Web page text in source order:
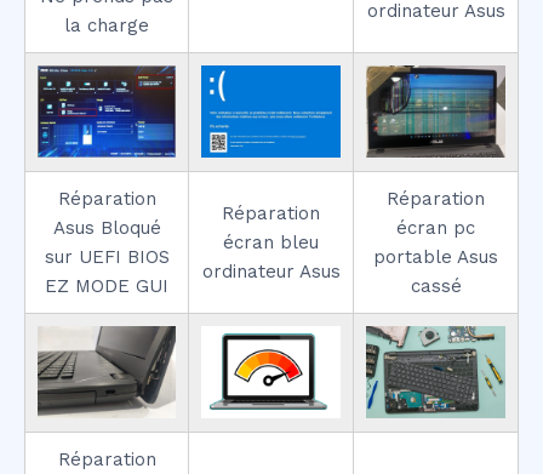
la charge
ordinateur Asus
Réparation
Asus Bloqué
sur UEFI BIOS
EZ MODE GUI
Réparation
écran bleu
ordinateur Asus
Réparation
écran pc
portable Asus
cassé
Réparation